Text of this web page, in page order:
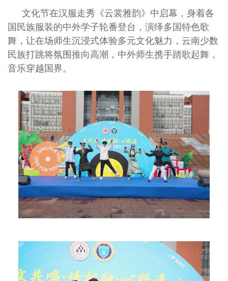
文化节在汉服走秀《云裳雅韵》中启幕，身着各
国民族服装的中外学子轮番登台，演绎多国特色歌
舞，让在场师生沉浸式体验多元文化魅力，云南少数
民族打跳将氛围推向高潮，中外师生携手踏歌起舞，
音乐穿越国界。